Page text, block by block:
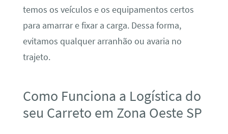
temos os veículos e os equipamentos certos
para amarrar e fixar a carga. Dessa forma,
evitamos qualquer arranhão ou avaria no
trajeto.
Como Funciona a Logística do
seu Carreto em Zona Oeste SP